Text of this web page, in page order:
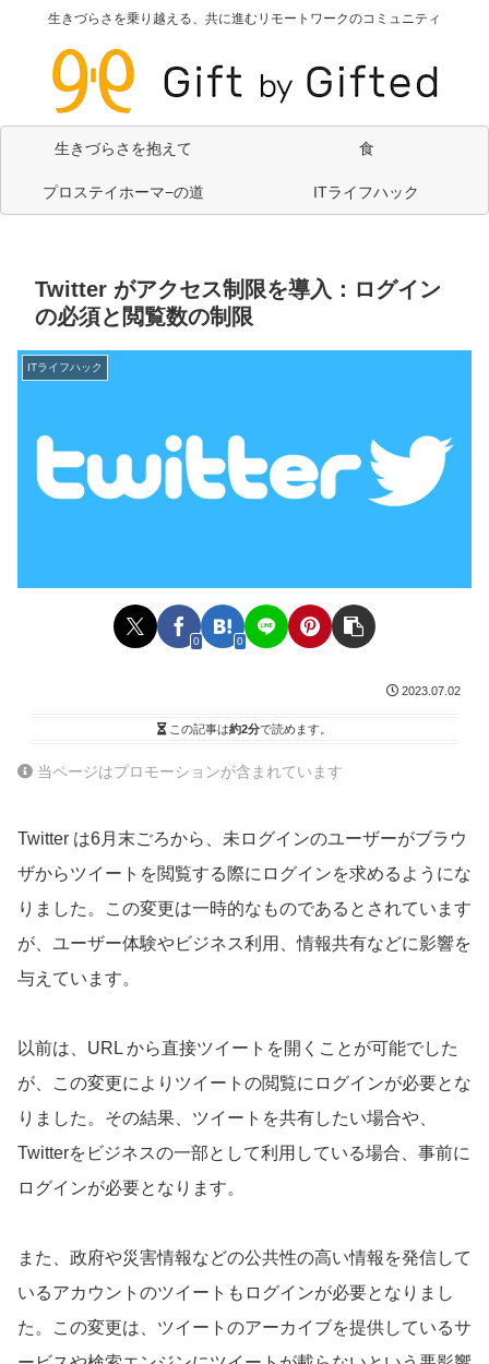
生きづらさを乗り越える、共に進むリモートワークのコミュニティ
生きづらさを抱えて 食
プロステイホーマ−の道 ITライフハック
Twitter がアクセス制限を導入：ログイン
の必須と閲覧数の制限
ITライフハック
0 0
2023.07.02
この記事は約2分で読めます。
当ページはプロモーションが含まれています
Twitter は6月末ごろから、未ログインのユーザーがブラウ
ザからツイートを閲覧する際にログインを求めるようにな
りました。この変更は一時的なものであるとされています
が、ユーザー体験やビジネス利用、情報共有などに影響を
与えています。
以前は、URL から直接ツイートを開くことが可能でした
が、この変更によりツイートの閲覧にログインが必要とな
りました。その結果、ツイートを共有したい場合や、
Twitterをビジネスの一部として利用している場合、事前に
ログインが必要となります。
また、政府や災害情報などの公共性の高い情報を発信して
いるアカウントのツイートもログインが必要となりまし
た。この変更は、ツイートのアーカイブを提供しているサ